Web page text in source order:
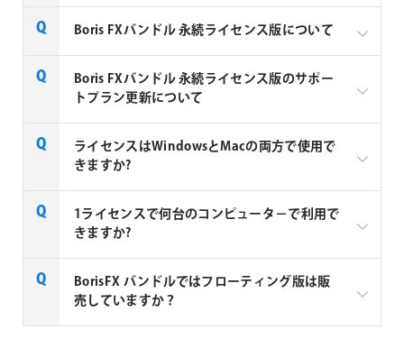
2023年10月1日より Boris FX社が同社バンドル製品の
バンドル製品はBoris FX Suite
以下のバンドル製品 (永続ライセンス、1年ライセ
ンス) は全て販売終了します
– Sapphire + Continuum + Mocha Pro
– Continuum + Mocha Pro
– Sapphire + Continuum
– Sapphire + Mocha Pro
上記バンドル製品の永続ライセンスをお持ちの方
は、2023年10月1日より24ヶ月間はアップグレー
Boris FXバンドル 永続ライセンス版について
開発元の意向によりBoris FXバンドルの永続ライセン
ス版は販売終了しました。新規ライセンスは1年ライ
Boris FXバンドル 永続ライセンス版のサポー
トプラン更新について
既にBoris FXバンドルの永続ライセンス版をお持ちの
ユーザーの方は、引き続きアップグレード&サポート
サポート終了日の2週間前から30日後以内の場合は
「レギュラー更新」、サポート終了日から30日を経過
尚、サポート終了日から36ヶ月間(3年間)以上経過し
ライセンスはWindowsとMacの両方で使用で
きますか?
Boris FX 社製品のライセンスは、Windows と Mac 共
通で使用できるハイブリッド仕様です。
1ライセンスで何台のコンピュータ－で利用で
きますか?
Node locked (ノードロック) 版は、固定された1台の
マシンのみで使用できるライセンスです。1度認証さ
BorisFX バンドルではフローティング版は販
売していますか？